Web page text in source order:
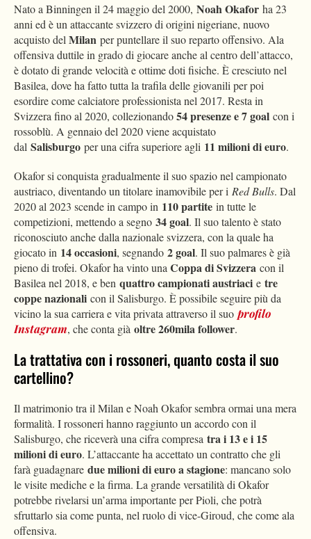
Nato a Binningen il 24 maggio del 2000, Noah Okafor ha 23
anni ed è un attaccante svizzero di origini nigeriane, nuovo
acquisto delMilan per puntellare il suo reparto offensivo. Ala
offensiva duttile in grado di giocare anche al centro dell’attacco,
è dotato di grande velocità e ottime doti fisiche. È cresciuto nel
Basilea, dove ha fatto tutta la trafila delle giovanili per poi
esordire come calciatore professionista nel 2017. Resta in
Svizzera fino al 2020, collezionando54 presenze e 7 goal con i
rossoblù. A gennaio del 2020 viene acquistato
dal Salisburgo per una cifra superiore agli 11 milioni di euro.
Okafor si conquista gradualmente il suo spazio nel campionato
austriaco, diventando un titolare inamovibile per i Red Bulls. Dal
2020 al 2023 scende in campo in 110 partite in tutte le
competizioni, mettendo a segno 34 goal. Il suo talento è stato
riconosciuto anche dalla nazionale svizzera, con la quale ha
giocato in 14 occasioni, segnando 2 goal. Il suo palmares è già
pieno di trofei. Okafor ha vinto unaCoppa di Svizzera con il
Basilea nel 2018, e ben quattro campionati austriaci e tre
coppe nazionali con il Salisburgo. È possibile seguire più da
vicino la sua carriera e vita privata attraverso il suo profilo
Instagram, che conta già oltre 260mila follower.
La trattativa con i rossoneri, quanto costa il suo
cartellino?
Il matrimonio tra il Milan e Noah Okafor sembra ormai una mera
formalità. I rossoneri hanno raggiunto un accordo con il
Salisburgo, che riceverà una cifra compresa tra i 13 e i 15
milioni di euro. L’attaccante ha accettato un contratto che gli
farà guadagnare due milioni di euro a stagione: mancano solo
le visite mediche e la firma. La grande versatilità di Okafor
potrebbe rivelarsi un’arma importante per Pioli, che potrà
sfruttarlo sia come punta, nel ruolo di vice-Giroud, che come ala
offensiva.